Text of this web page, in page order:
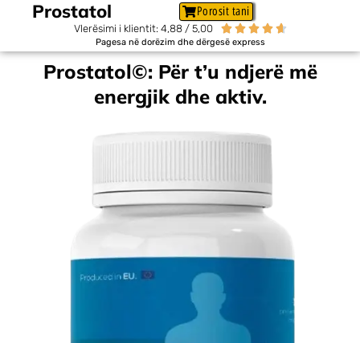
Prostatol Porosit tani
Vlerësimi i klientit: 4,88 / 5,00     
Pagesa në dorëzim dhe dërgesë express
Prostatol©: Për t’u ndjerë më
energjik dhe aktiv.